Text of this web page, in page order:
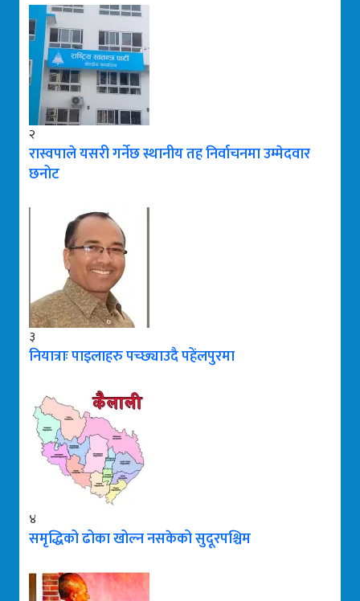
२
रास्वपाले यसरी गर्नेछ स्थानीय तह निर्वाचनमा उम्मेदवार
छनोट
३
नियात्राः पाइलाहरु पच्छ्याउदै पहेंलपुरमा
४
समृद्धिको ढोका खोल्न नसकेको सुदूरपश्चिम